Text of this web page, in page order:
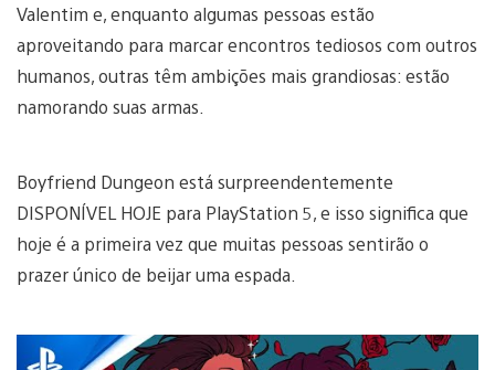
Valentim e, enquanto algumas pessoas estão
aproveitando para marcar encontros tediosos com outros
humanos, outras têm ambições mais grandiosas: estão
namorando suas armas.
Boyfriend Dungeon está surpreendentemente
DISPONÍVEL HOJE para PlayStation 5, e isso significa que
hoje é a primeira vez que muitas pessoas sentirão o
prazer único de beijar uma espada.